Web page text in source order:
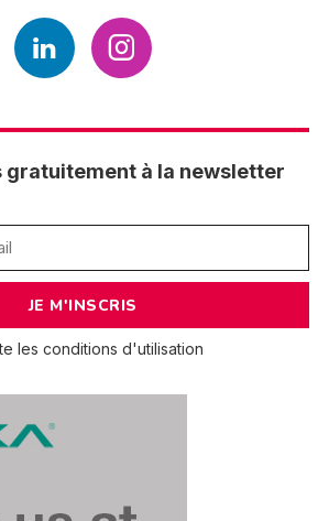
à la newsletter
les conditions d'utilisation